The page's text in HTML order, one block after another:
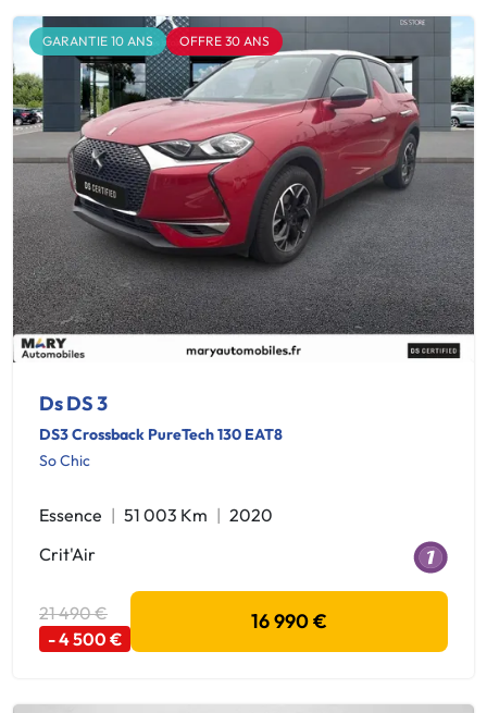
GARANTIE 10 ANS OFFRE 30 ANS
Ds DS 3
DS3 Crossback PureTech 130 EAT8
So Chic
Essence 51 003 Km
2020
Crit'Air
21 490 €
- 4 500 €
16 990 €